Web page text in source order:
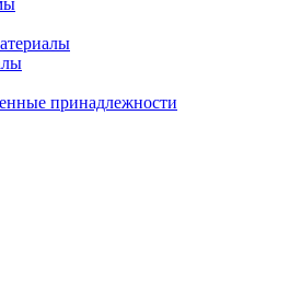
принадлежности